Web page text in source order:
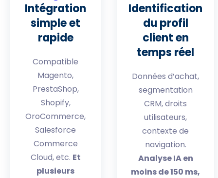
Intégration
simple et
rapide
Compatible
Magento,
PrestaShop,
Shopify,
OroCommerce,
Salesforce
Commerce
Cloud, etc. Et
plusieurs
Identification
du profil
client en
temps réel
Données d’achat,
segmentation
CRM, droits
utilisateurs,
contexte de
navigation.
Analyse IA en
moins de 150 ms,